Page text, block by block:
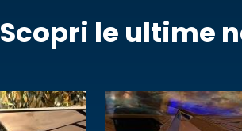
Scopri le ultime